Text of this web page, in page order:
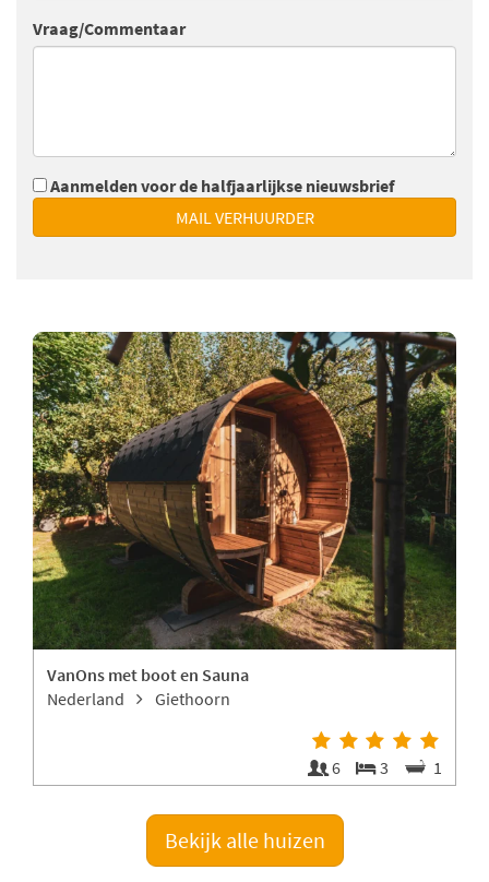
Vraag/Commentaar
Aanmelden voor de halfjaarlijkse nieuwsbrief
MAIL VERHUURDER
VanOns met boot en Sauna
Nederland
Giethoorn
6 3 1
Bekijk alle huizen